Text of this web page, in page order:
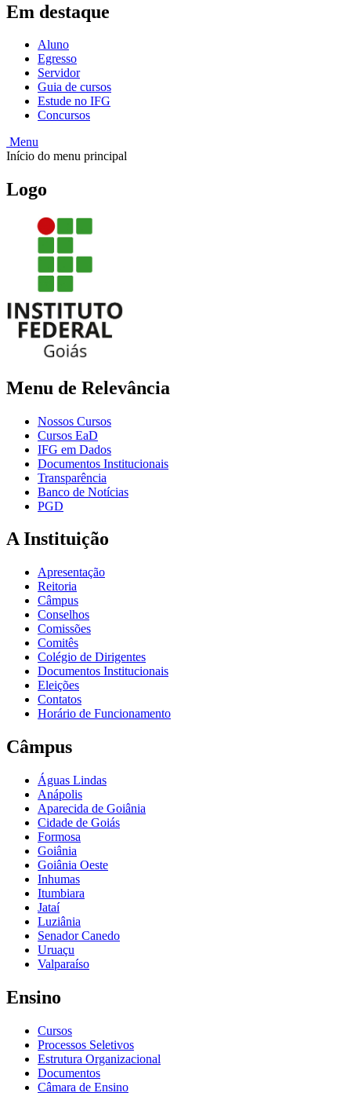
Em destaque
Aluno
Egresso
Servidor
Guia de cursos
Estude no IFG
Concursos
Menu
Início do menu principal
Logo
Menu de Relevância
Nossos Cursos
Cursos EaD
IFG em Dados
Documentos Institucionais
Transparência
Banco de Notícias
PGD
A Instituição
Apresentação
Reitoria
Câmpus
Conselhos
Comissões
Comitês
Colégio de Dirigentes
Documentos Institucionais
Eleições
Contatos
Horário de Funcionamento
Câmpus
Águas Lindas
Anápolis
Aparecida de Goiânia
Cidade de Goiás
Formosa
Goiânia
Goiânia Oeste
Inhumas
Itumbiara
Jataí
Luziânia
Senador Canedo
Uruaçu
Valparaíso
Ensino
Cursos
Processos Seletivos
Estrutura Organizacional
Documentos
Câmara de Ensino